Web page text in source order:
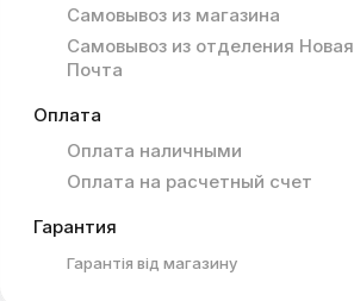
Самовывоз из магазина
Самовывоз из отделения Новая
Почта
Оплата
Оплата наличными
Оплата на расчетный счет
Гарантия
Гарантія від магазину